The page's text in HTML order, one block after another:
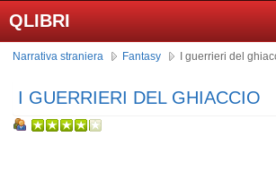
QLIBRI
Narrativa straniera Fantasy I guerrieri del
I GUERRIERI DEL GHIACCIO